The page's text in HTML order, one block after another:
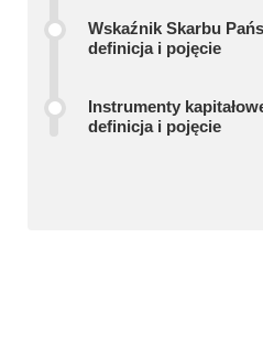
Wskaźnik Skarbu
definicja i pojęcie
Instrumenty
definicja i pojęcie